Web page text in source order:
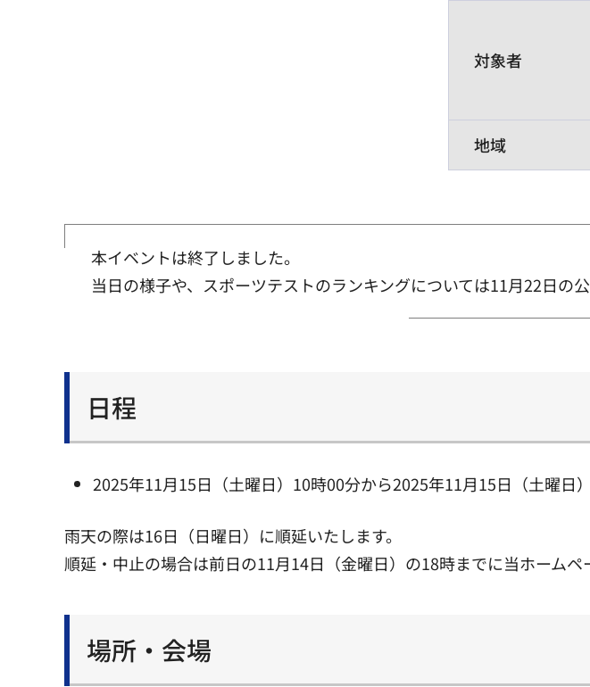
対象者
地域
本イベントは終了しました。
当日の様子や、スポーツテストのランキングについては11月22日の公
日程
2025年11月15日（土曜日）10時00分から2025年11月15日（土曜日
雨天の際は16日（日曜日）に順延いたします。
順延・中止の場合は前日の11月14日（金曜日）の18時までに当ホームペ
場所・会場